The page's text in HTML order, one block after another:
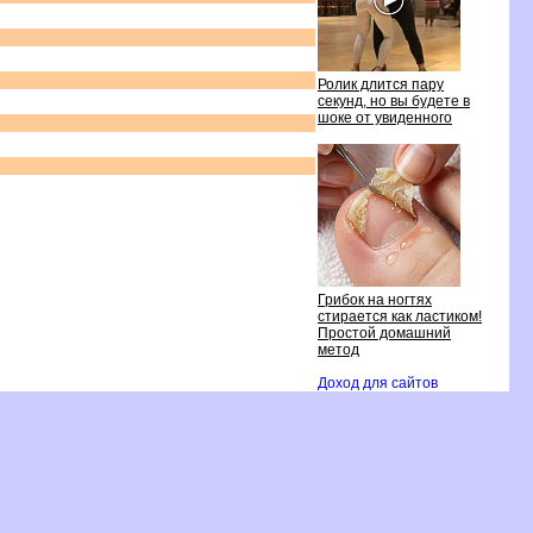
Ролик длится пару
секунд, но вы будете
шоке от увиденного
Грибок на ногтях
стирается как ластиком!
Простой домашний
метод
Доход для сайто